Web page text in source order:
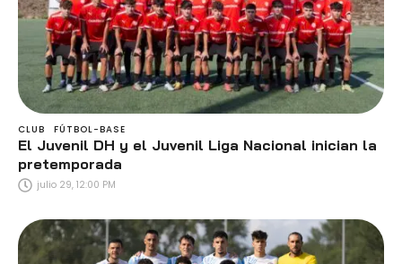
CLUB FÚTBOL-BASE
El Juvenil DH y el Juvenil Liga Nacional inician la
pretemporada
julio 29, 12:00 PM